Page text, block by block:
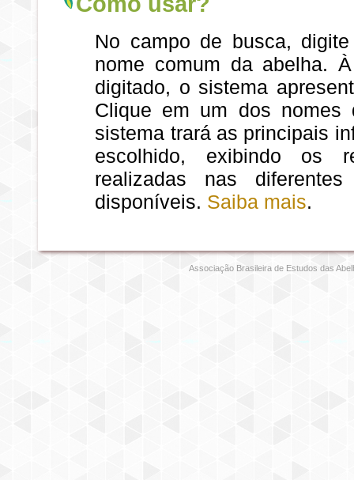
No campo de busca,
nome comum da abelha.
digitado, o sistema
Clique em um dos nomes
sistema trará as principais
escolhido, exibindo os
realizadas nas
disponíveis. Saiba mais.
Associação Brasileira de Estudos das